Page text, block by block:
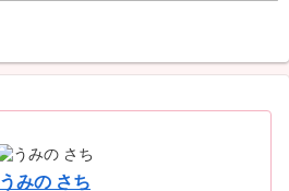
うみの さち